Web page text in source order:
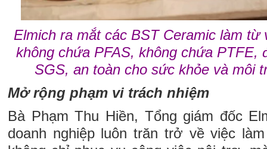
Elmich ra mắt các BST Ceramic làm từ
không chứa PFAS, không chứa PTFE,
SGS, an toàn cho sức khỏe và môi
Mở rộng phạm vi trách nhiệm
Bà Phạm Thu Hiền, Tổng giám đốc
doanh nghiệp luôn trăn trở về việc